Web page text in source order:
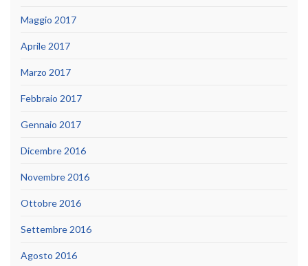
Maggio 2017
Aprile 2017
Marzo 2017
Febbraio 2017
Gennaio 2017
Dicembre 2016
Novembre 2016
Ottobre 2016
Settembre 2016
Agosto 2016